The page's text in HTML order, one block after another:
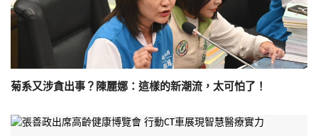
菊系又涉貪出事？陳麗娜：這樣的新潮流，太可怕了！